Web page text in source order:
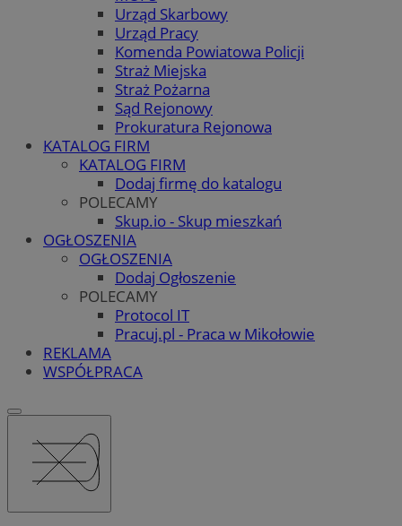
Urząd Skarbowy
Urząd Pracy
Komenda Powiatowa Policji
Straż Miejska
Straż Pożarna
Sąd Rejonowy
Prokuratura Rejonowa
KATALOG FIRM
KATALOG FIRM
Dodaj firmę do katalogu
POLECAMY
Skup.io - Skup mieszkań
OGŁOSZENIA
OGŁOSZENIA
Dodaj Ogłoszenie
POLECAMY
Protocol IT
Pracuj.pl - Praca w Mikołowie
REKLAMA
WSPÓŁPRACA